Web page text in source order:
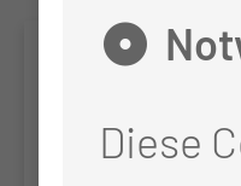
JADE
Clinical
Diese